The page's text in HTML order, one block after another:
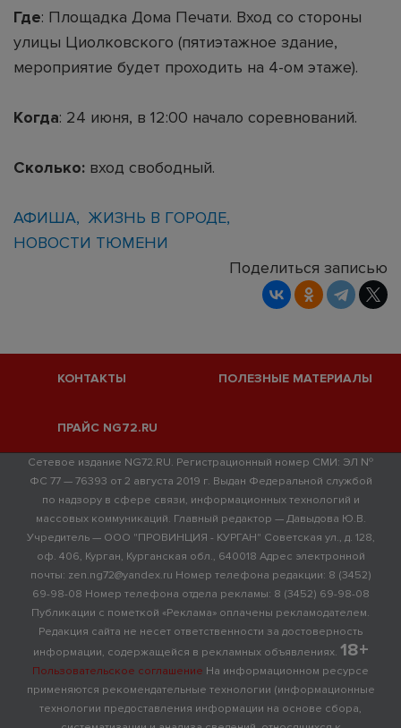
Где: Площадка Дома Печати. Вход со стороны
улицы Циолковского (пятиэтажное здание,
мероприятие будет проходить на 4-ом этаже).
Когда: 24 июня, в 12:00 начало соревнований.
Сколько: вход свободный.
АФИША
ЖИЗНЬ В ГОРОДЕ
НОВОСТИ ТЮМЕНИ
Поделиться записью
КОНТАКТЫ ПОЛЕЗНЫЕ МАТЕРИАЛЫ
ПРАЙС NG72.RU
Сетевое издание NG72.RU. Регистрационный номер СМИ: ЭЛ №
ФС 77 — 76393 от 2 августа 2019 г. Выдан Федеральной службой
по надзору в сфере связи, информационных технологий и
массовых коммуникаций. Главный редактор — Давыдова Ю.В.
Учредитель — ООО "ПРОВИНЦИЯ - КУРГАН" Советская ул., д. 128,
оф. 406, Курган, Курганская обл., 640018 Адрес электронной
почты: zen.ng72@yandex.ru Номер телефона редакции: 8 (3452)
69-98-08 Номер телефона отдела рекламы: 8 (3452) 69-98-08
Публикации с пометкой «Реклама» оплачены рекламодателем.
Редакция сайта не несет ответственности за достоверность
информации, содержащейся в рекламных объявлениях. 18+
Пользовательское соглашение На информационном ресурсе
применяются рекомендательные технологии (информационные
технологии предоставления информации на основе сбора,